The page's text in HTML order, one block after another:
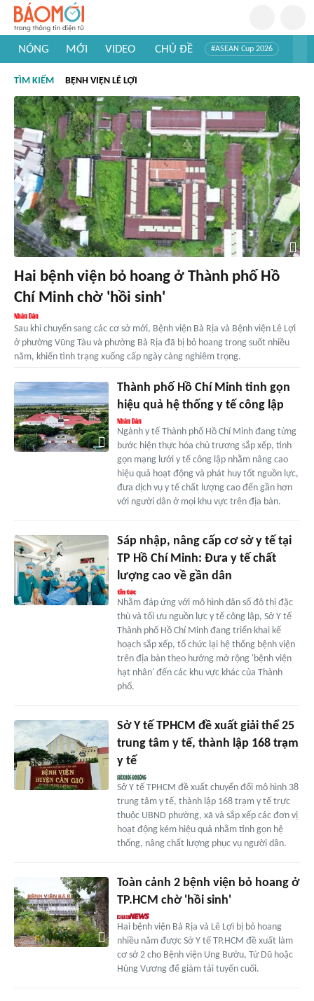
NÓNG MỚI VIDEO CHỦ ĐỀ #ASEAN Cup 2026
#Khám phá thế giới
TÌM KIẾM BỆNH VIỆN LÊ LỢI
Hai bệnh viện bỏ hoang ở Thành phố Hồ
Chí Minh chờ 'hồi sinh'
Sau khi chuyển sang các cơ sở mới, Bệnh viện Bà Rịa và Bệnh viện Lê Lợi
ở phường Vũng Tàu và phường Bà Rịa đã bị bỏ hoang trong suốt nhiều
năm, khiến tình trạng xuống cấp ngày càng nghiêm trọng.
Thành phố Hồ Chí Minh tinh gọn
hiệu quả hệ thống y tế công lập
Ngành y tế Thành phố Hồ Chí Minh đang từng
bước hiện thực hóa chủ trương sắp xếp, tinh
gọn mạng lưới y tế công lập nhằm nâng cao
hiệu quả hoạt động và phát huy tốt nguồn lực,
đưa dịch vụ y tế chất lượng cao đến gần hơn
với người dân ở mọi khu vực trên địa bàn.
Sáp nhập, nâng cấp cơ sở y tế tại
TP Hồ Chí Minh: Đưa y tế chất
lượng cao về gần dân
Nhằm đáp ứng với mô hình dân số đô thị đặc
thù và tối ưu nguồn lực y tế công lập, Sở Y tế
Thành phố Hồ Chí Minh đang triển khai kế
hoạch sắp xếp, tổ chức lại hệ thống bệnh viện
trên địa bàn theo hướng mở rộng 'bệnh viện
hạt nhân' đến các khu vực khác của Thành
phố.
Sở Y tế TPHCM đề xuất giải thể 25
trung tâm y tế, thành lập 168 trạm
y tế
Sở Y tế TPHCM đề xuất chuyển đổi mô hình 38
trung tâm y tế, thành lập 168 trạm y tế trực
thuộc UBND phường, xã và sắp xếp các đơn vị
hoạt động kém hiệu quả nhằm tinh gọn hệ
thống, nâng chất lượng phục vụ người dân.
Toàn cảnh 2 bệnh viện bỏ hoang ở
TP.HCM chờ 'hồi sinh'
Hai bệnh viện Bà Rịa và Lê Lợi bị bỏ hoang
nhiều năm được Sở Y tế TP.HCM đề xuất làm
cơ sở 2 cho Bệnh viện Ung Bướu, Từ Dũ hoặc
Hùng Vương để giảm tải tuyến cuối.